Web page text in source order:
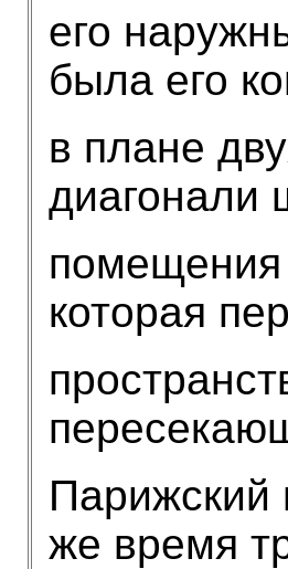
его
была его
в плане
диагонали
помещения
которая
Парижский
же время